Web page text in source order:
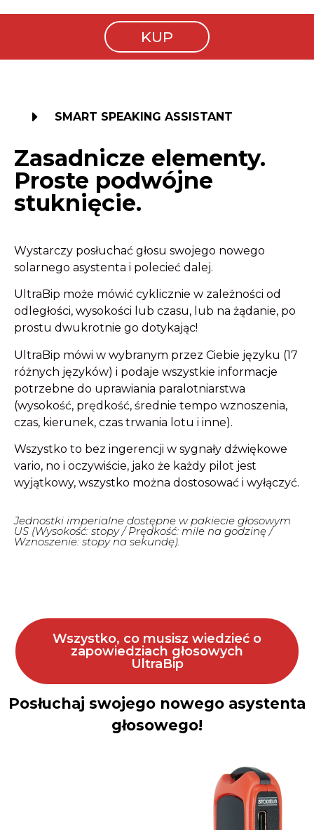
KUP
SMART SPEAKING ASSISTANT
Zasadnicze elementy.
Proste podwójne
stuknięcie.
Wystarczy posłuchać głosu swojego nowego
solarnego asystenta i polecieć dalej.
UltraBip może mówić cyklicznie w zależności od
odległości, wysokości lub czasu, lub na żądanie, po
prostu dwukrotnie go dotykając!
UltraBip mówi w wybranym przez Ciebie języku (17
różnych języków) i podaje wszystkie informacje
potrzebne do uprawiania paralotniarstwa
(wysokość, prędkość, średnie tempo wznoszenia,
czas, kierunek, czas trwania lotu i inne).
Wszystko to bez ingerencji w sygnały dźwiękowe
vario, no i oczywiście, jako że każdy pilot jest
wyjątkowy, wszystko można dostosować i wyłączyć.
Jednostki imperialne dostępne w pakiecie głosowym
US (Wysokość: stopy / Prędkość: mile na godzinę /
Wznoszenie: stopy na sekundę).
Wszystko, co musisz wiedzieć o
zapowiedziach głosowych
UltraBip
Posłuchaj swojego nowego asystenta
głosowego!